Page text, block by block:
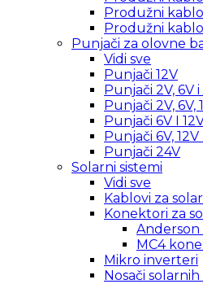
Produžni
Produžni
Punjači za olovne
Vidi sve
Punjači 12V
Punjači 2V, 6V i
Punjači 2V, 6V,
Punjači 6V I
Punjači 6V, 12V
Punjači 24V
Solarni sistemi
Vidi sve
Kablovi za
Konektori za
MC4
Mikro inverteri
Nosači